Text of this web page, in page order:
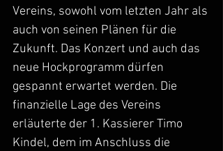
Vereins, sowohl vom letzten Jahr als
auch von seinen Plänen für die
Zukunft. Das Konzert und auch das
neue Hockprogramm dürfen
gespannt erwartet werden. Die
finanzielle Lage des Vereins
erläuterte der 1. Kassierer Timo
Kindel, dem im Anschluss die